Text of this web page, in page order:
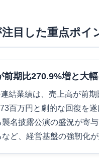
目した重点ポイ
前期比270.9%増と大
結業績は、売上高が前
百万円と劇的な回復を
名披露公演の盛況が寄与
ど、経営基盤の強靭化が